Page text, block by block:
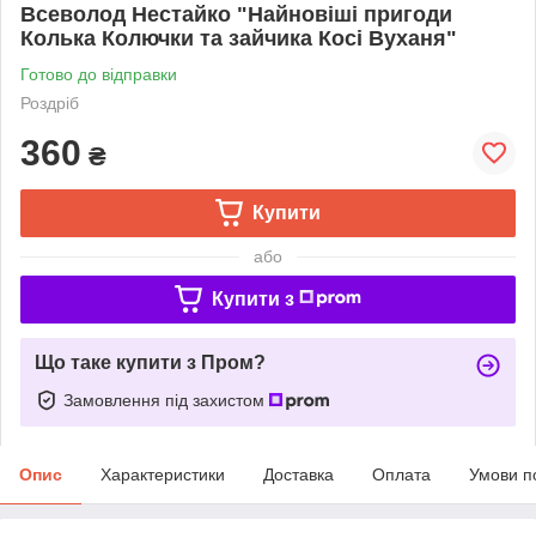
Всеволод Нестайко "Найновіші пригоди
Колька Колючки та зайчика Косі Вуханя"
Готово до відправки
Роздріб
360 ₴
Купити
або
Купити з
Що таке купити з Пром?
Замовлення під захистом
Опис Характеристики Доставка Оплата Умови